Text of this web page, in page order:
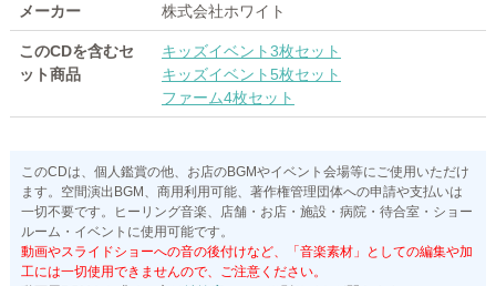
メーカー 株式会社ホワイト
このCDを含むセ
ット商品
キッズイベント3枚セット
キッズイベント5枚セット
ファーム4枚セット
このCDは、個人鑑賞の他、お店のBGMやイベント会場等にご使用いただけ
ます。空間演出BGM、商用利用可能、著作権管理団体への申請や支払いは
一切不要です。ヒーリング音楽、店舗・お店・施設・病院・待合室・ショー
ルーム・イベントに使用可能です。
動画やスライドショーへの音の後付けなど、「音楽素材」としての編集や加
工には一切使用できませんので、ご注意ください。